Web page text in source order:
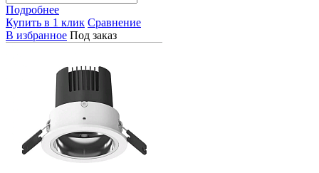
Подробнее
Купить в 1 клик Сравнение
В избранное Под заказ